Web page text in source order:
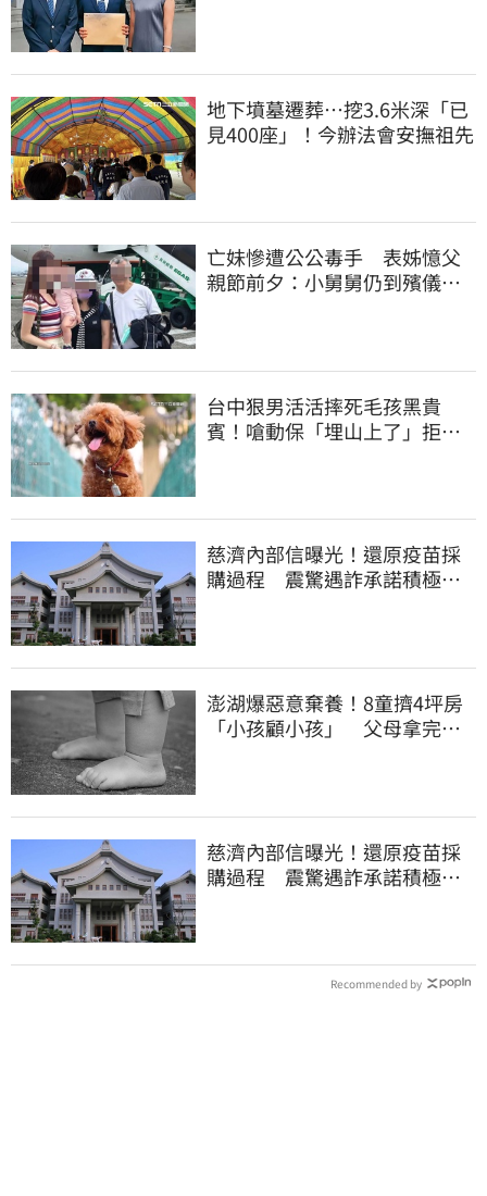
地下墳墓遷葬…挖3.6米深「已
見400座」！今辦法會安撫祖先
亡妹慘遭公公毒手 表姊憶父
親節前夕：小舅舅仍到殯儀館
台中狠男活活摔死毛孩黑貴
賓！嗆動保「埋山上了」拒交
慈濟內部信曝光！還原疫苗採
購過程 震驚遇詐承諾積極追
澎湖爆惡意棄養！8童擠4坪房
「小孩顧小孩」 父母拿完補
慈濟內部信曝光！還原疫苗採
購過程 震驚遇詐承諾積極追
Recommended by